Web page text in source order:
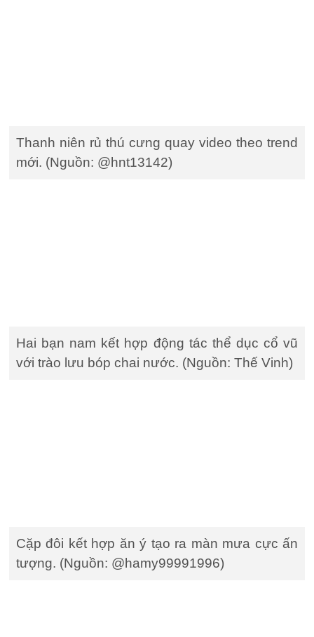
Thanh niên rủ thú cưng quay video theo trend
mới. (Nguồn: @hnt13142)
Hai bạn nam kết hợp động tác thể dục cổ vũ
với trào lưu bóp chai nước. (Nguồn: Thế Vinh)
Cặp đôi kết hợp ăn ý tạo ra màn mưa cực ấn
tượng. (Nguồn: @hamy99991996)